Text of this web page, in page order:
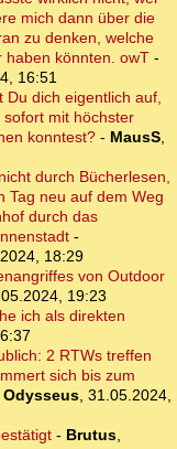
mich dann über die
zu denken, welche
haben könnten. owT -
16:51
Du dich eigentlich auf,
mit höchster
konntest? - MausS,
durch Bücherlesen,
Tag neu auf dem Weg
durch das
-
18:29
von Outdoor
19:23
ich als direkten
2 RTWs treffen
sich bis zum
Odysseus, 31.05.2024,
- Brutus,